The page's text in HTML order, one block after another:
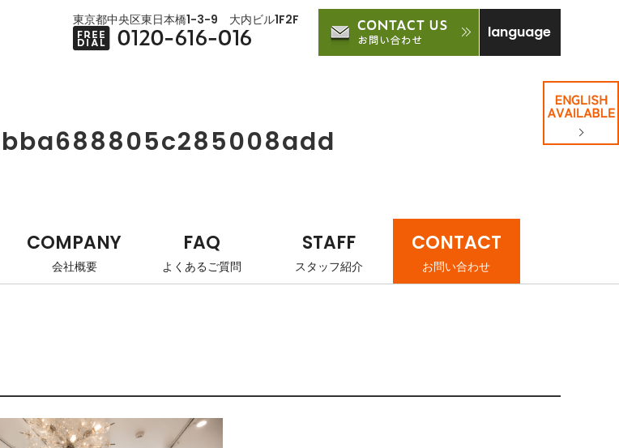
language
東京都中央区東日本橋1-3-9 大内ビル1F2F
COMPANY
会社概要
FAQ
よくあるご質問
STAFF
スタッフ紹介
CONTACT
お問い合わせ